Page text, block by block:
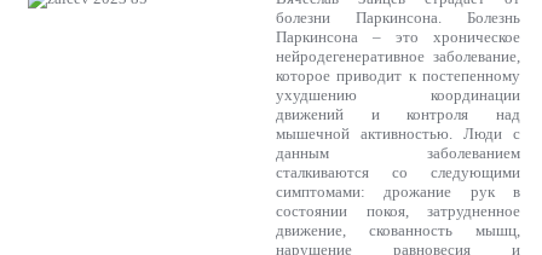
болезни Паркинсона. Болезнь
Паркинсона – это хроническое
нейродегенеративное заболевание,
которое приводит к постепенному
ухудшению координации
движений и контроля над
мышечной активностью. Люди с
данным заболеванием
сталкиваются со следующими
симптомами: дрожание рук в
состоянии покоя, затрудненное
движение, скованность мышц,
нарушение равновесия и